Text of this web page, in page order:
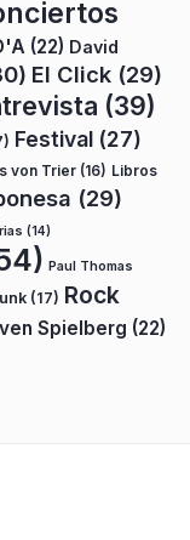
(22) David
El Click (29)
(39)
Festival (27)
von Trier (16) Libros
(29)
(14)
Paul Thomas
(17) Rock
Spielberg (22)